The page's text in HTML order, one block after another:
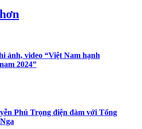
ảnh, video “Việt Nam hạnh
2024”
Phú Trọng điện đàm với Tổng